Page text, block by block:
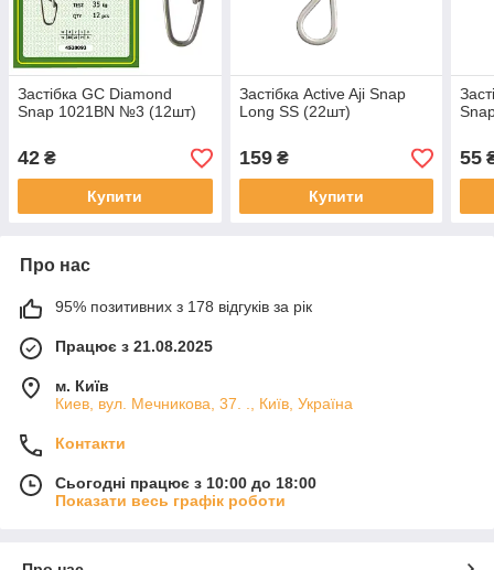
Застібка GC Diamond
Snap 1021BN №3 (12шт)
42 ₴
Купити
Застібка Active Aji Snap
Long SS (22шт)
159₴
Купити
55
Про нас
95% позитивних з 178 відгуків за рік
Працює з 21.08.2025
м. Київ
Киев, вул. Мечникова, 37. ., Київ, Україна
Контакти
Сьогодні працює з 10:00 до 18:00
Показати весь графік роботи